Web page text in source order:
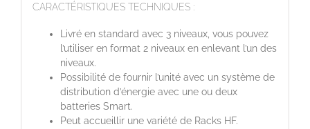
CARACTÉRISTIQUES TECHNIQUES :
Livré en standard avec 3 niveaux, vous pouvez
l’utiliser en format 2 niveaux en enlevant l’un des
niveaux.
Possibilité de fournir l’unité avec un système de
distribution d’énergie avec une ou deux
batteries Smart.
Peut accueillir une variété de Racks HF.